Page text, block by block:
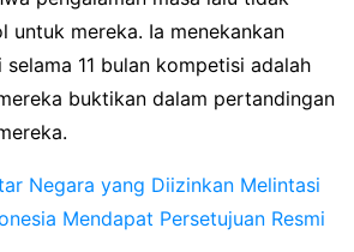
untuk mereka. Ia menekankan
11 bulan kompetisi adalah
buktikan dalam pertandingan
Negara yang Diizinkan Melintasi
Mendapat Persetujuan Resmi